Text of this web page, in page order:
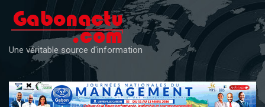
content
Une véritable source d'information